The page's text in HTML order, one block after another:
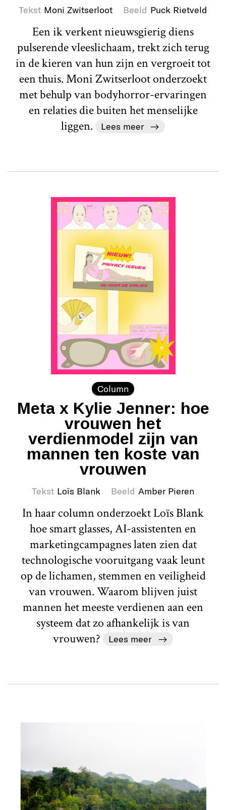
Tekst Moni Zwitserloot Beeld Puck Rietveld
Een ik verkent nieuwsgierig diens
pulserende vleeslichaam, trekt zich terug
in de kieren van hun zijn en vergroeit tot
een thuis. Moni Zwitserloot onderzoekt
met behulp van bodyhorror-ervaringen
en relaties die buiten het menselijke
liggen.
Lees meer
Column
Meta x Kylie Jenner: hoe
vrouwen het
verdienmodel zijn van
mannen ten koste van
vrouwen
Tekst Loïs Blank Beeld Amber Pieren
In haar column onderzoekt Loïs Blank
hoe smart glasses, AI-assistenten en
marketingcampagnes laten zien dat
technologische vooruitgang vaak leunt
op de lichamen, stemmen en veiligheid
van vrouwen. Waarom blijven juist
mannen het meeste verdienen aan een
systeem dat zo afhankelijk is van
vrouwen?
Lees meer